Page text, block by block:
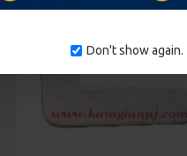
Don't show again.